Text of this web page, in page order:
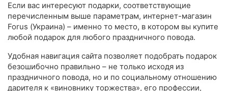
Если вас интересуют подарки, соответствующие
перечисленным выше параметрам, интернет-магазин
Forus (Украина) – именно то место, в котором вы купите
любой подарок для любого праздничного повода.
Удобная навигация сайта позволяет подобрать подарок
безошибочно правильно – не только исходя из
праздничного повода, но и по социальному отношению
дарителя к «виновнику торжества», его профессии,